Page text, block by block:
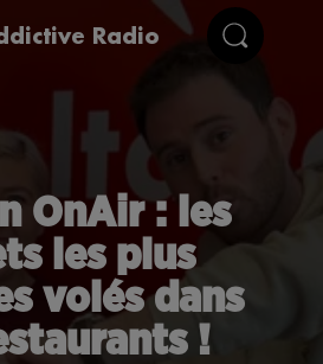
Radio
OnAir : les
les plus
volés dans
!